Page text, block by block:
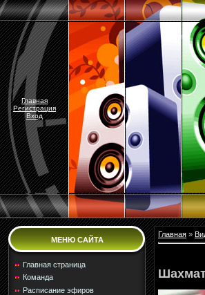
Главная
Регистрация
Вход
МЕНЮ САЙТА
Главная страница
Команда
Расписание эфиров
Главная »